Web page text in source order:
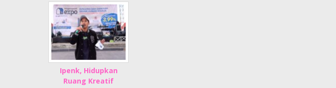
Ipenk, Hidupkan
Ruang Kreatif